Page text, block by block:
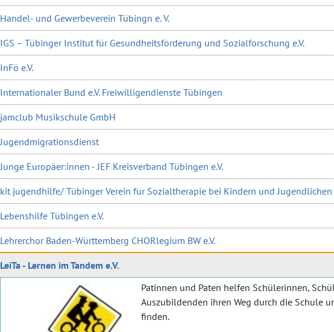
Handel- und Gewerbeverein Tübingn e. V.
IGS – Tübinger Institut für Gesundheitsförderung und Sozialforschung e.V.
InFö e.V.
Internationaler Bund e.V. Freiwilligendienste Tübingen
jamclub Musikschule GmbH
Jugendmigrationsdienst
Junge Europäer:innen - JEF Kreisverband Tübingen e.V.
kit jugendhilfe/ Tübinger Verein für Sozialtherapie bei Kindern und Jugendlichen
Lebenshilfe Tübingen e.V.
Lehrerchor Baden-Württemberg CHORlegium BW e.V.
LeiTa - Lernen im Tandem e.V.
Patinnen und Paten helfen Schülerinnen,
Auszubildenden ihren Weg durch die Schule
finden.